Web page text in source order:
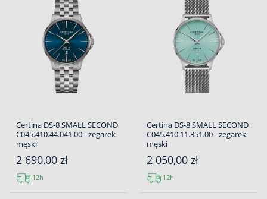
Certina DS-8 SMALL SECOND
C045.410.44.041.00 - zegarek
męski
2 690,00 zł
12h
Certina DS-8 SMALL SECOND
C045.410.11.351.00 - zegarek
męski
2 050,00 zł
12h